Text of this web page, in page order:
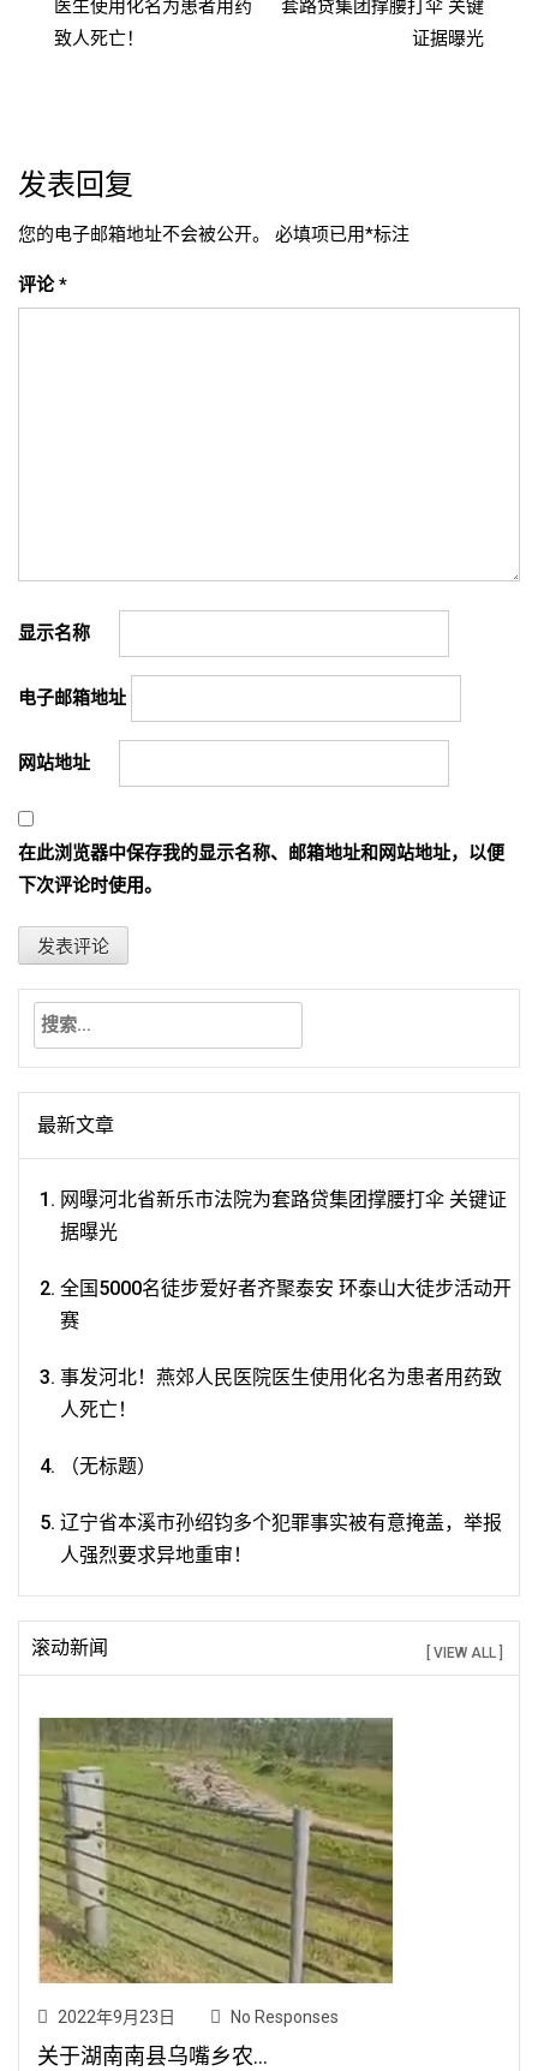
医生使用化名为患者用药
致人死亡！
套路贷集团撑腰打伞 关键
证据曝光
发表回复
您的电子邮箱地址不会被公开。 必填项已用*标注
评论*
显示名称
电子邮箱地址
网站地址
在此浏览器中保存我的显示名称、邮箱地址和网站地址，以便
下次评论时使用。
搜
索：
最新文章
网曝河北省新乐市法院为套路贷集团撑腰打伞 关键证
据曝光
全国5000名徒步爱好者齐聚泰安 环泰山大徒步活动开
赛
事发河北！燕郊人民医院医生使用化名为患者用药致
人死亡！
（无标题）
辽宁省本溪市孙绍钧多个犯罪事实被有意掩盖，举报
人强烈要求异地重审！
滚动新闻 [ VIEW ALL ]
2022年9月23日 No Responses
关于湖南南县乌嘴乡农...